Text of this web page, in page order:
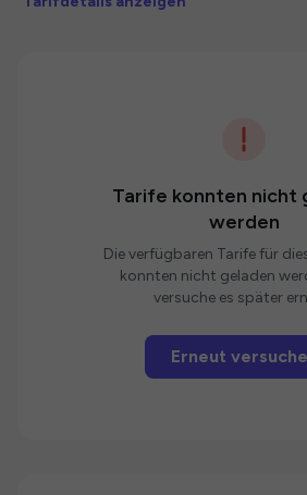
Tarife konnten nicht
werden
Die verfügbaren Tarife für
konnten nicht geladen
versuche es später
Erneut